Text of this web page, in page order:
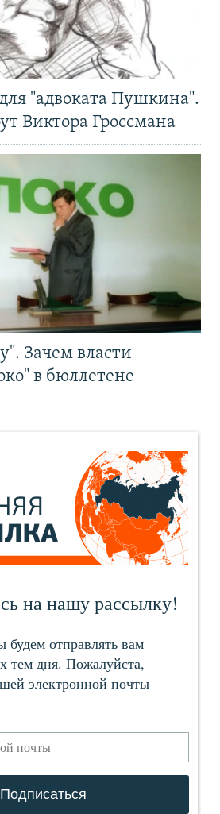
"адвоката Пушкина".
Виктора Гроссмана
Зачем власти
в бюллетене